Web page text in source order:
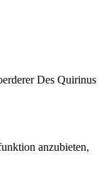
Des Quirinus
anzubieten,